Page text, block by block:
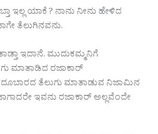
ಇಲ್ಲ ಯಾಕೆ ? ನಾನು ನೀನು ಹೇಳಿದ
ತೆಲುಗಿನವನು.
ಇದಾನೆ. ಮುದುಕಮ್ಮನಿಗೆ
ಮಾತಾಡಿದ ರಜಾಕಾರ್
ತೆಲುಗು ಮಾತಾಡುವ ನಿಜಾಮಿನ
ಇವನು ರಜಾಕಾರ್ ಅಲ್ಲವೆಂದೇ